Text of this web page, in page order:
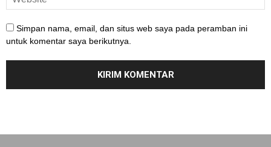
Simpan nama, email, dan situs web saya pada peramban ini
untuk komentar saya berikutnya.